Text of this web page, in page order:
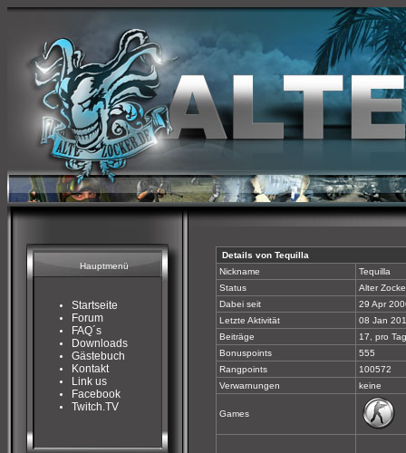
Hauptmenü
Startseite
Forum
FAQ´s
Downloads
Gästebuch
Kontakt
Link us
Facebook
Twitch.TV
Details von Tequilla
Nickname
Tequilla
Status
Alter
Dabei seit
29 Apr
Letzte Aktivität
08 Jan
Beiträge
17, pro
Bonuspoints
555
Rangpoints
100572
Verwarnungen
keine
Games